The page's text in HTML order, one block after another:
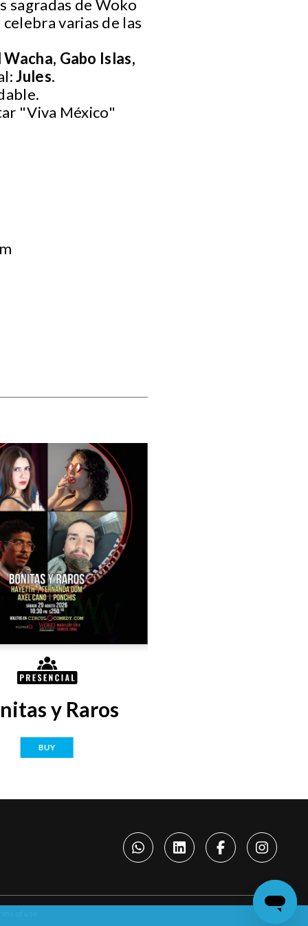
sagradas de Woko
varias de las
Gabo Islas,
Jules.
"Viva México"
y Raros
BUY